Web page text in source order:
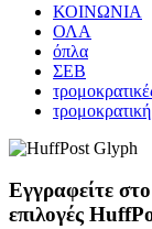
ΚΟΙΝΩΝΙΑ
ΟΛΑ
όπλα
ΣΕΒ
Εγγραφείτε
επιλογές